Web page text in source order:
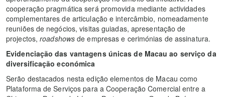
cooperação pragmática será promovida mediante actividades
complementares de articulação e intercâmbio, nomeadamente
reuniões de negócios, visitas guiadas, apresentação de
projectos,roadshows de empresas e cerimónias de assinatura.
Evidenciação das vantagens únicas de Macau ao serviço da
diversificação económica
Serão destacados nesta edição elementos de Macau como
Plataforma de Serviços para a Cooperação Comercial entre a